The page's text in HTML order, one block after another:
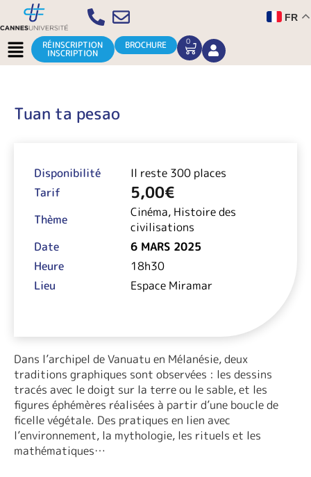
Aller
au
contenu
FR
Menu RÉINSCRIPTION
INSCRIPTION
BROCHURE 0
CART
Tuan ta pesao
Disponibilité
Il reste 300 places
Tarif
5,00€
Thème
Cinéma, Histoire des
civilisations
Date
6 MARS 2025
Heure
18h30
Lieu
Espace Miramar
Dans l’archipel de Vanuatu en Mélanésie, deux
traditions graphiques sont observées : les dessins
tracés avec le doigt sur la terre ou le sable, et les
figures éphémères réalisées à partir d’une boucle de
ficelle végétale. Des pratiques en lien avec
l’environnement, la mythologie, les rituels et les
mathématiques…